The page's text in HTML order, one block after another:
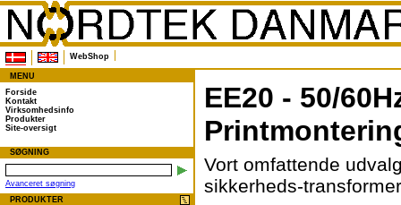
WebShop
MENU
Forside
Kontakt
Virksomhedsinfo
Produkter
Site-oversigt
SØGNING
Avanceret søgning
PRODUKTER
EE20 - 50/
Vort omfattende
sikkerheds-